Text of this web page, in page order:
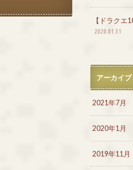
【ドラクエ
2020.01.31
アーカイブ
2021年7月
2020年1月
2019年11月